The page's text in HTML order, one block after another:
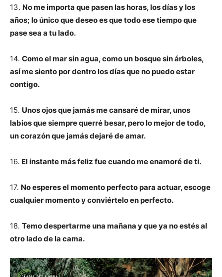
13. No me importa que pasen las horas, los días y los
años; lo único que deseo es que todo ese tiempo que
pase sea a tu lado.
14. Como el mar sin agua, como un bosque sin árboles,
así me siento por dentro los días que no puedo estar
contigo.
15. Unos ojos que jamás me cansaré de mirar, unos
labios que siempre querré besar, pero lo mejor de todo,
un corazón que jamás dejaré de amar.
16. El instante más feliz fue cuando me enamoré de ti.
17. No esperes el momento perfecto para actuar, escoge
cualquier momento y conviértelo en perfecto.
18. Temo despertarme una mañana y que ya no estés al
otro lado de la cama.